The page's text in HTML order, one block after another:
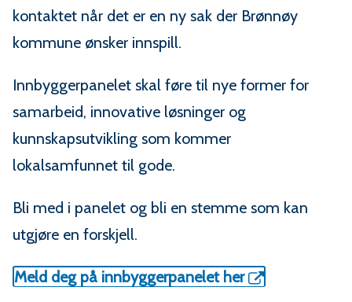
kontaktet når det er en ny sak der Brønnøy
kommune ønsker innspill.
Innbyggerpanelet skal føre til nye former for
samarbeid, innovative løsninger og
kunnskapsutvikling som kommer
lokalsamfunnet til gode.
Bli med i panelet og bli en stemme som kan
utgjøre en forskjell.
Meld deg på innbyggerpanelet her